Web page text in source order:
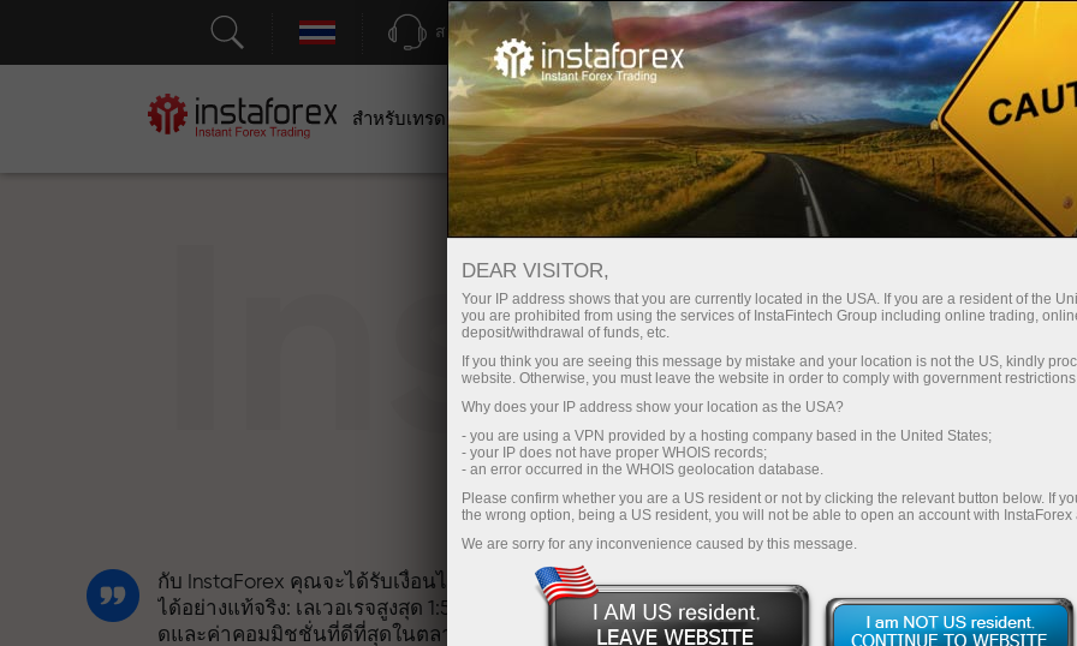
สนับสนุน เปิดบัญชีเทรดทันที แพลตฟอร์มการเทรด
สำหรับเทรดเดอร์ สำหรับผู้เริ่มต้นใหม่ สำหรับนักลงทุน สำหรับหุ้นส่วน แคม
กับ InstaForex คุณจะได้รับเงื่อนไขที่แข่งขัน
ได้อย่างแท้จริง: เลเวอเรจสูงสุด 1:5000 สเปร
ดและค่าคอมมิชชั่นที่ดีที่สุดในตลาด รวมถึง
DEAR VISITOR,
Your IP address shows that you are currently located in the USA. If you are a resident of the
you are prohibited from using the services of InstaFintech Group including online trading,
deposit/withdrawal of funds, etc.
If you think you are seeing this message by mistake and your location is not the US, kindly
website. Otherwise, you must leave the website in order to comply with government
Why does your IP address show your location as the USA?
- you are using a VPN provided by a hosting company based in the United States;
- your IP does not have proper WHOIS records;
- an error occurred in the WHOIS geolocation database.
Please confirm whether you are a US resident or not by clicking the relevant button below. If
the wrong option, being a US resident, you will not be able to open an account with InstaForex
We are sorry for any inconvenience caused by this message.